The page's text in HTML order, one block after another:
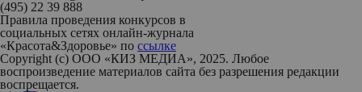
(495) 22 39 888
Правила проведения конкурсов в
социальных сетях онлайн-журнала
«Красота&Здоровье» по ссылке
Copyright (с) ООО «КИЗ МЕДИА», 2025. Любое
воспроизведение материалов сайта без разрешения редакции
воспрещается.